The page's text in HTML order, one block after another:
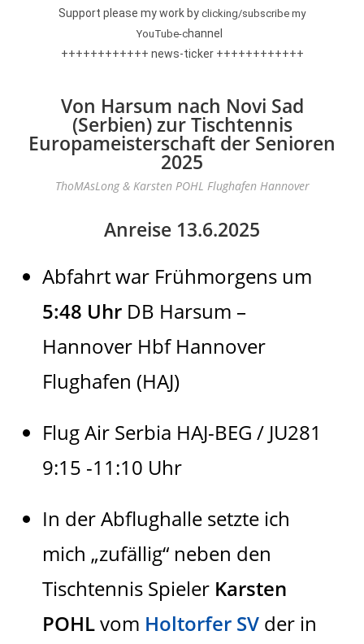
Support please my work by clicking/subscribe my
YouTube-channel
++++++++++++ news-ticker ++++++++++++
Von Harsum nach Novi Sad
(Serbien) zur Tischtennis
Europameisterschaft der Senioren
2025
ThoMAsLong & Karsten POHL Flughafen Hannover
Anreise 13.6.2025
Abfahrt war Frühmorgens um
5:48 Uhr DB Harsum –
Hannover Hbf Hannover
Flughafen (HAJ)
Flug Air Serbia HAJ-BEG / JU281
9:15 -11:10 Uhr
In der Abflughalle setzte ich
mich „zufällig“ neben den
Tischtennis Spieler Karsten
POHLvom Holtorfer SV der in